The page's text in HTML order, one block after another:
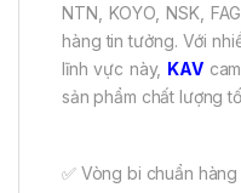
NTN, KOYO, NSK,
hàng tin tưởng. Với
lĩnh vực này, KAV
sản phẩm chất lượng
✅ Vòng bi chuẩn hàng